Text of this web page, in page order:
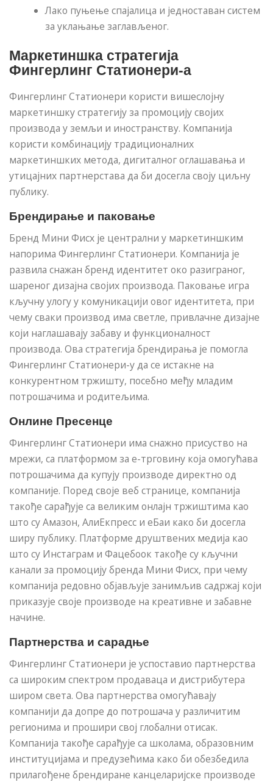
Лако пуњење спајалица и једноставан систем
за уклањање заглављеног.
Маркетиншка стратегија
Фингерлинг Статионери-а
Фингерлинг Статионери користи вишеслојну
маркетиншку стратегију за промоцију својих
производа у земљи и иностранству. Компанија
користи комбинацију традиционалних
маркетиншких метода, дигиталног оглашавања и
утицајних партнерстава да би досегла своју циљну
публику.
Брендирање и паковање
Бренд Мини Фисх је централни у маркетиншким
напорима Фингерлинг Статионери. Компанија је
развила снажан бренд идентитет око разиграног,
шареног дизајна својих производа. Паковање игра
кључну улогу у комуникацији овог идентитета, при
чему сваки производ има светле, привлачне дизајне
који наглашавају забаву и функционалност
производа. Ова стратегија брендирања је помогла
Фингерлинг Статионери-у да се истакне на
конкурентном тржишту, посебно међу младим
потрошачима и родитељима.
Онлине Пресенце
Фингерлинг Статионери има снажно присуство на
мрежи, са платформом за е-трговину која омогућава
потрошачима да купују производе директно од
компаније. Поред своје веб странице, компанија
такође сарађује са великим онлајн тржиштима као
што су Амазон, АлиЕкпресс и еБаи како би досегла
ширу публику. Платформе друштвених медија као
што су Инстаграм и Фацебоок такође су кључни
канали за промоцију бренда Мини Фисх, при чему
компанија редовно објављује занимљив садржај који
приказује своје производе на креативне и забавне
начине.
Партнерства и сарадње
Фингерлинг Статионери је успоставио партнерства
са широким спектром продаваца и дистрибутера
широм света. Ова партнерства омогућавају
компанији да допре до потрошача у различитим
регионима и прошири свој глобални отисак.
Компанија такође сарађује са школама, образовним
институцијама и предузећима како би обезбедила
прилагођене брендиране канцеларијске производе